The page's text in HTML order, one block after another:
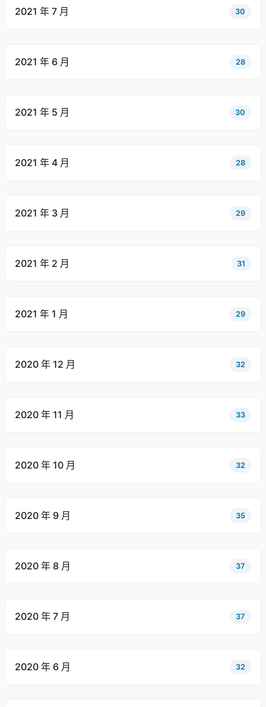
2021 年 7 月 30
2021 年 6 月 28
2021 年 5 月 30
2021 年 4 月 28
2021 年 3 月 29
2021 年 2 月 31
2021 年 1 月 29
2020 年 12 月 32
2020 年 11 月 33
2020 年 10 月 32
2020 年 9 月 35
2020 年 8 月 37
2020 年 7 月 37
2020 年 6 月 32